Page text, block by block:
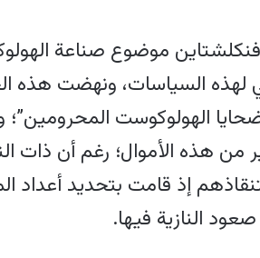
موضوع صناعة
لهذه السياسات، ونهضت هذه
الهولوكوست المحرومين”؛
من هذه الأموال؛ رغم أن ذات
إذ قامت بتحديد أعداد
النازية فيها.